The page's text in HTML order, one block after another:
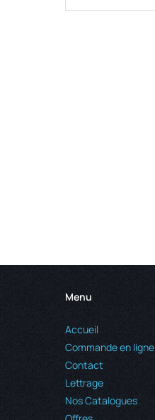
Menu
Accueil
Commande en ligne
Contact
Lettrage
Nos Catalogues